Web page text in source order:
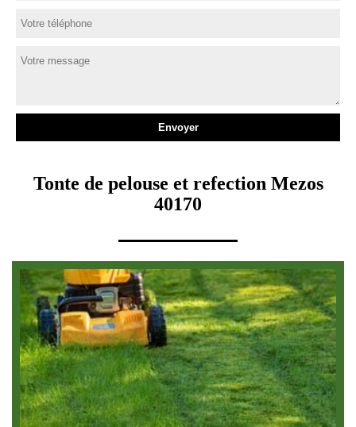
Tonte de pelouse et refection Mezos
40170